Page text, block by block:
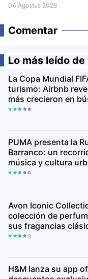
04 Agustus 2026
Comentar
Lo más leído de
La Copa Mundial
turismo: Airbnb
más crecieron en
PUMA presenta la
Barranco: un
música y cultura
Avon Iconic
colección de
sus fragancias
nuevas generaciones
H&M lanza su app